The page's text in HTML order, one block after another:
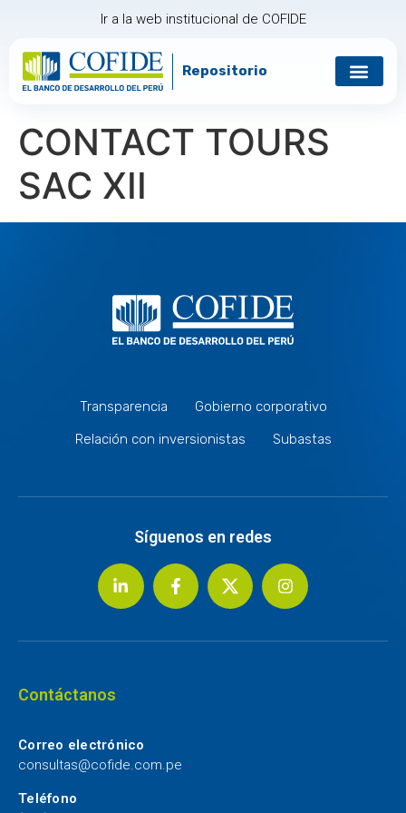
Ir a la web institucional de COFIDE
Repositorio
CONTACT TOURS
SAC XII
Transparencia
Gobierno corporativo
Relación con inversionistas
Subastas
Síguenos en redes
Contáctanos
Correo electrónico
consultas@cofide.com.pe
Teléfono